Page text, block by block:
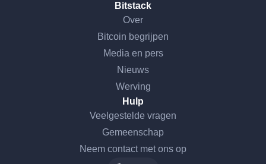
Bitstack
Over
Bitcoin begrijpen
Media en pers
Nieuws
Werving
Hulp
Veelgestelde vragen
Gemeenschap
Neem contact met ons op